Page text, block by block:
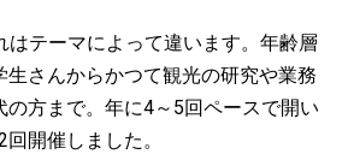
はテーマによって違います。年齢層
生さんからかつて観光の研究や業務
の方まで。年に4～5回ペースで開い
開催しました。